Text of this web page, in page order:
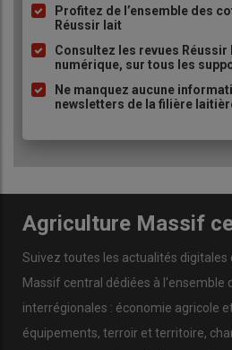
à
puce
Profitez de l’ensemble des
Réussir lait
Consultez les revues
numérique, sur tous les
Ne manquez aucune
newsletters de la filière
Agriculture Massif
Suivez toutes les actualités digitales
Massif central dédiées à l'ensemble
interrégionales : économie agricole
équipements, terroir et territoire,